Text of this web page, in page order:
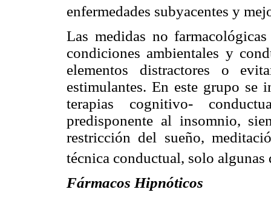
enfermedades subyacentes y
Las medidas no
condiciones ambientales y
elementos distractores o
estimulantes. En este grupo se
terapias cognitivo-
predisponente al insomnio,
restricción del sueño,
técnica conductual, solo algunas
Fármacos Hipnóticos